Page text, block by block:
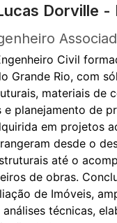
Dorville -
Civil
Grande Rio, com
materiais de
planejamento de
em projetos
desde o
até o
de obras.
de Imóveis,
técnicas,